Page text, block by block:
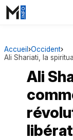
Accueil ›Occident›
Ali Shariati, la
Ali